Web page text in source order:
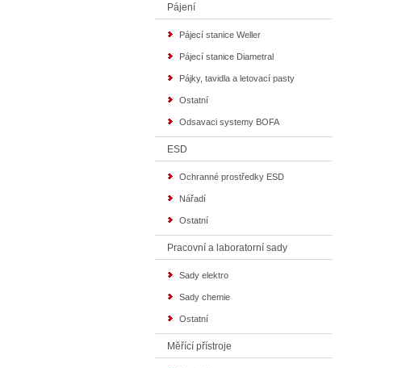
Pájení
Pájecí stanice Weller
Pájecí stanice Diametral
Pájky, tavidla a letovací pasty
Ostatní
Odsavaci systemy BOFA
ESD
Ochranné prostředky ESD
Nářadí
Ostatní
Pracovní a laboratorní sady
Sady elektro
Sady chemie
Ostatní
Měřící přístroje